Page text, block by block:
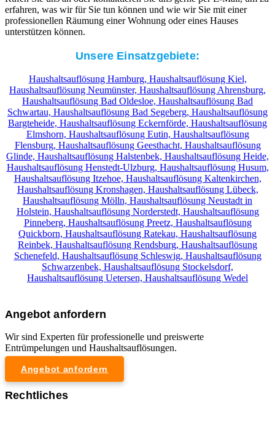
erfahren, was wir für Sie tun können und wie wir Sie mit einer
professionellen Räumung einer Wohnung oder eines Hauses
unterstützen können.
Unsere Einsatzgebiete:
Haushaltsauflösung Hamburg, Haushaltsauflösung Kiel,
Haushaltsauflösung Neumünster, Haushaltsauflösung Ahrensburg,
Haushaltsauflösung Bad Oldesloe, Haushaltsauflösung Bad
Schwartau, Haushaltsauflösung Bad Segeberg, Haushaltsauflösung
Bargteheide, Haushaltsauflösung Eckernförde, Haushaltsauflösung
Elmshorn, Haushaltsauflösung Eutin, Haushaltsauflösung
Flensburg, Haushaltsauflösung Geesthacht, Haushaltsauflösung
Glinde, Haushaltsauflösung Halstenbek, Haushaltsauflösung Heide,
Haushaltsauflösung Henstedt-Ulzburg, Haushaltsauflösung Husum,
Haushaltsauflösung Itzehoe, Haushaltsauflösung Kaltenkirchen,
Haushaltsauflösung Kronshagen, Haushaltsauflösung Lübeck,
Haushaltsauflösung Mölln, Haushaltsauflösung Neustadt in
Holstein, Haushaltsauflösung Norderstedt, Haushaltsauflösung
Pinneberg, Haushaltsauflösung Preetz, Haushaltsauflösung
Quickborn, Haushaltsauflösung Ratekau, Haushaltsauflösung
Reinbek, Haushaltsauflösung Rendsburg, Haushaltsauflösung
Schenefeld, Haushaltsauflösung Schleswig, Haushaltsauflösung
Schwarzenbek, Haushaltsauflösung Stockelsdorf,
Haushaltsauflösung Uetersen, Haushaltsauflösung Wedel
Angebot anfordern
Wir sind Experten für professionelle und preiswerte
Entrümpelungen und Haushaltsauflösungen.
Angebot anfordern
Rechtliches